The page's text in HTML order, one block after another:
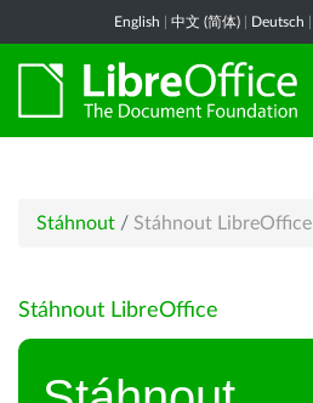
English 中文 (简体) Deutsch
Stáhnout / Stáhnout LibreOffice
Stáhnout LibreOffice